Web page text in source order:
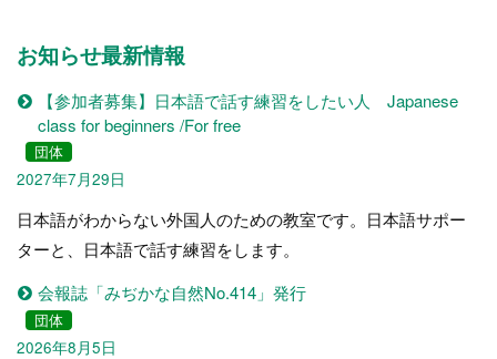
お知らせ最新情報
【参加者募集】日本語で話す練習をしたい人 Japanese
class for beginners /For free
団体
2027年7月29日
日本語がわからない外国人のための教室です。日本語サポー
ターと、日本語で話す練習をします。
会報誌「みぢかな自然No.414」発行
団体
2026年8月5日